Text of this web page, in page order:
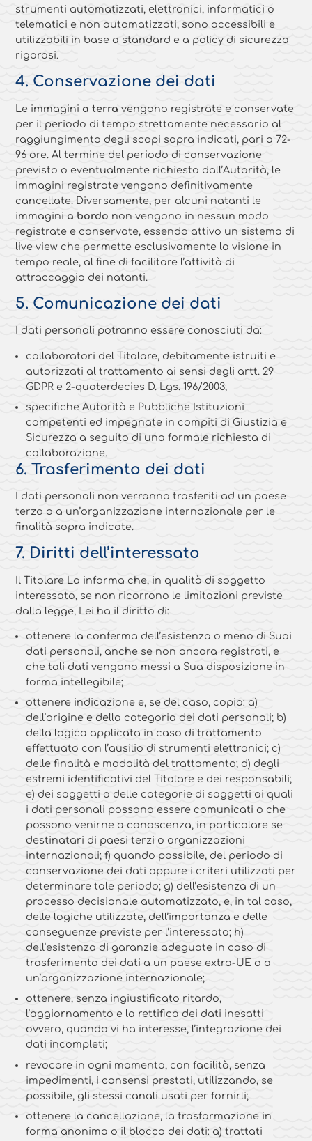
strumenti automatizzati, elettronici, informatici o
telematici e non automatizzati, sono accessibili e
utilizzabili in base a standard e a policy di sicurezza
rigorosi.
4. Conservazione dei dati
Le immagini a terra vengono registrate e conservate
per il periodo di tempo strettamente necessario al
raggiungimento degli scopi sopra indicati, pari a 72-
96 ore. Al termine del periodo di conservazione
previsto o eventualmente richiesto dall’Autorità, le
immagini registrate vengono definitivamente
cancellate. Diversamente, per alcuni natanti le
immagini a bordo non vengono in nessun modo
registrate e conservate, essendo attivo un sistema di
live view che permette esclusivamente la visione in
tempo reale, al fine di facilitare l’attività di
attraccaggio dei natanti.
5. Comunicazione dei dati
I dati personali potranno essere conosciuti da:
collaboratori del Titolare, debitamente istruiti e
autorizzati al trattamento ai sensi degli artt. 29
GDPR e 2-quaterdecies D. Lgs. 196/2003;
specifiche Autorità e Pubbliche Istituzioni
competenti ed impegnate in compiti di Giustizia e
Sicurezza a seguito di una formale richiesta di
collaborazione.
6. Trasferimento dei dati
I dati personali non verranno trasferiti ad un paese
terzo o a un’organizzazione internazionale per le
finalità sopra indicate.
7. Diritti dell’interessato
Il Titolare La informa che, in qualità di soggetto
interessato, se non ricorrono le limitazioni previste
dalla legge, Lei ha il diritto di:
ottenere la conferma dell’esistenza o meno di Suoi
dati personali, anche se non ancora registrati, e
che tali dati vengano messi a Sua disposizione in
forma intellegibile;
ottenere indicazione e, se del caso, copia: a)
dell’origine e della categoria dei dati personali; b)
della logica applicata in caso di trattamento
effettuato con l’ausilio di strumenti elettronici; c)
delle finalità e modalità del trattamento; d) degli
estremi identificativi del Titolare e dei responsabili;
e) dei soggetti o delle categorie di soggetti ai quali
i dati personali possono essere comunicati o che
possono venirne a conoscenza, in particolare se
destinatari di paesi terzi o organizzazioni
internazionali; f) quando possibile, del periodo di
conservazione dei dati oppure i criteri utilizzati per
determinare tale periodo; g) dell’esistenza di un
processo decisionale automatizzato, e, in tal caso,
delle logiche utilizzate, dell’importanza e delle
conseguenze previste per l’interessato; h)
dell’esistenza di garanzie adeguate in caso di
trasferimento dei dati a un paese extra-UE o a
un’organizzazione internazionale;
ottenere, senza ingiustificato ritardo,
l’aggiornamento e la rettifica dei dati inesatti
ovvero, quando vi ha interesse, l’integrazione dei
dati incompleti;
revocare in ogni momento, con facilità, senza
impedimenti, i consensi prestati, utilizzando, se
possibile, gli stessi canali usati per fornirli;
ottenere la cancellazione, la trasformazione in
forma anonima o il blocco dei dati: a) trattati